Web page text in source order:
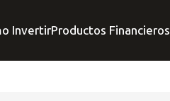
InvertirProductos Financieros